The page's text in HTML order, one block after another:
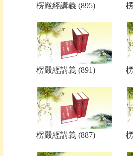
楞嚴經講義 (895)
楞嚴經講義 (891)
楞嚴經講義 (887)